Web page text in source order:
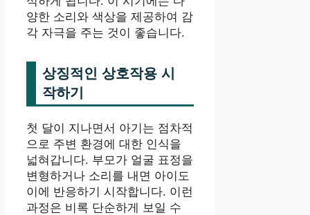
양한 소리와 색상을 제공하여 감
각 자극을 주는 것이 좋습니다.
상징적인 상호작용 시
작하기
첫 달이 지나면서 아기는 점차적
으로 주변 환경에 대한 인식을
넓혀갑니다. 부모가 얼굴 표정을
변형하거나 소리를 내면 아이도
이에 반응하기 시작합니다. 이런
과정은 비록 단순하게 보일 수